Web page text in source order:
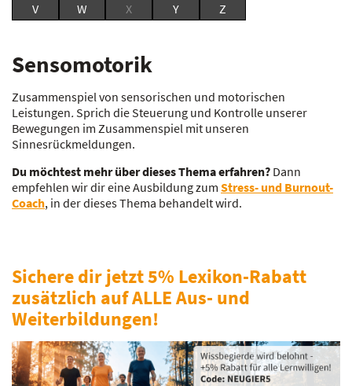
V
W X Y Z
Sensomotorik
Zusammenspiel von sensorischen und motorischen
Leistungen. Sprich die Steuerung und Kontrolle unserer
Bewegungen im Zusammenspiel mit unseren
Sinnesrückmeldungen.
Du möchtest mehr über dieses Thema erfahren? Dann
empfehlen wir dir eine Ausbildung zum Stress- und Burnout-
Coach, in der dieses Thema behandelt wird.
Sichere dir jetzt 5% Lexikon-Rabatt
zusätzlich auf ALLE Aus- und
Weiterbildungen!